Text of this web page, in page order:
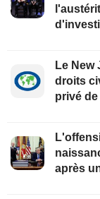
Le New
droits
privé de
après